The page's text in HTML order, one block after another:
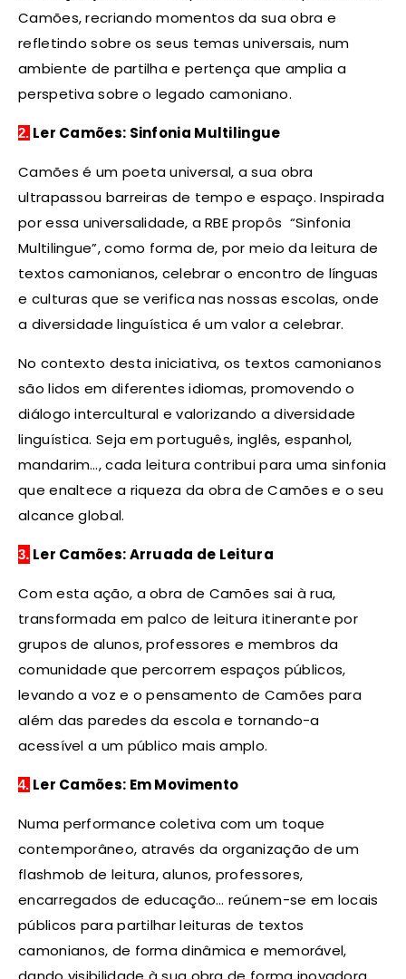
Camões, recriando momentos da sua obra e
refletindo sobre os seus temas universais, num
ambiente de partilha e pertença que amplia a
perspetiva sobre o legado camoniano.
2. Ler Camões: Sinfonia Multilingue
Camões é um poeta universal, a sua obra
ultrapassou barreiras de tempo e espaço. Inspirada
por essa universalidade, a RBE propôs “Sinfonia
Multilingue”, como forma de, por meio da leitura de
textos camonianos, celebrar o encontro de línguas
e culturas que se verifica nas nossas escolas, onde
a diversidade linguística é um valor a celebrar.
No contexto desta iniciativa, os textos camonianos
são lidos em diferentes idiomas, promovendo o
diálogo intercultural e valorizando a diversidade
linguística. Seja em português, inglês, espanhol,
mandarim…, cada leitura contribui para uma sinfonia
que enaltece a riqueza da obra de Camões e o seu
alcance global.
3. Ler Camões: Arruada de Leitura
Com esta ação, a obra de Camões sai à rua,
transformada em palco de leitura itinerante por
grupos de alunos, professores e membros da
comunidade que percorrem espaços públicos,
levando a voz e o pensamento de Camões para
além das paredes da escola e tornando-a
acessível a um público mais amplo.
4. Ler Camões: Em Movimento
Numa performance coletiva com um toque
contemporâneo, através da organização de um
flashmob de leitura, alunos, professores,
encarregados de educação… reúnem-se em locais
públicos para partilhar leituras de textos
camonianos, de forma dinâmica e memorável,